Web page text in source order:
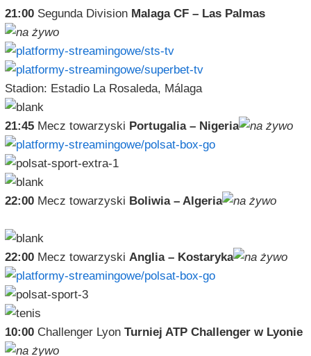
21:00Segunda Division Malaga CF – Las Palmas
Stadion: Estadio La Rosaleda, Málaga
21:45Mecz towarzyski Portugalia – Nigeria
22:00Mecz towarzyski Boliwia – Algeria
22:00Mecz towarzyski Anglia – Kostaryka
10:00Challenger Lyon Turniej ATP Challenger w Lyonie